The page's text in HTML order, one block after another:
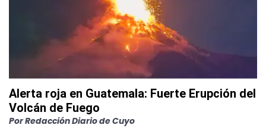
Alerta roja en Guatemala: Fuerte Erupción del
Volcán de Fuego
PorRedacción Diario de Cuyo